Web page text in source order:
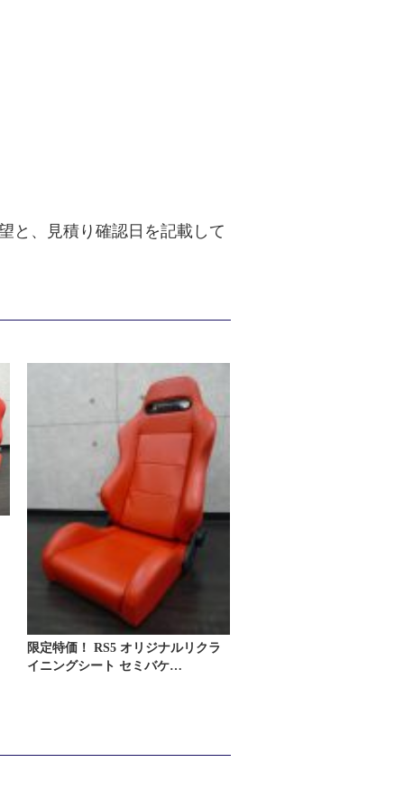
と、見積り確認日を記載して
限定特価！ RS5 オリジナルリクラ
イニングシート セミバケ…